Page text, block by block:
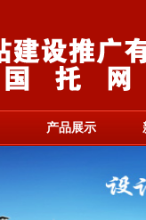
产品展示